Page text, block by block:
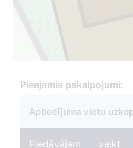
Pieejamie pakalpojumi:
Apbedījuma vietu
Piedāvājam veikt